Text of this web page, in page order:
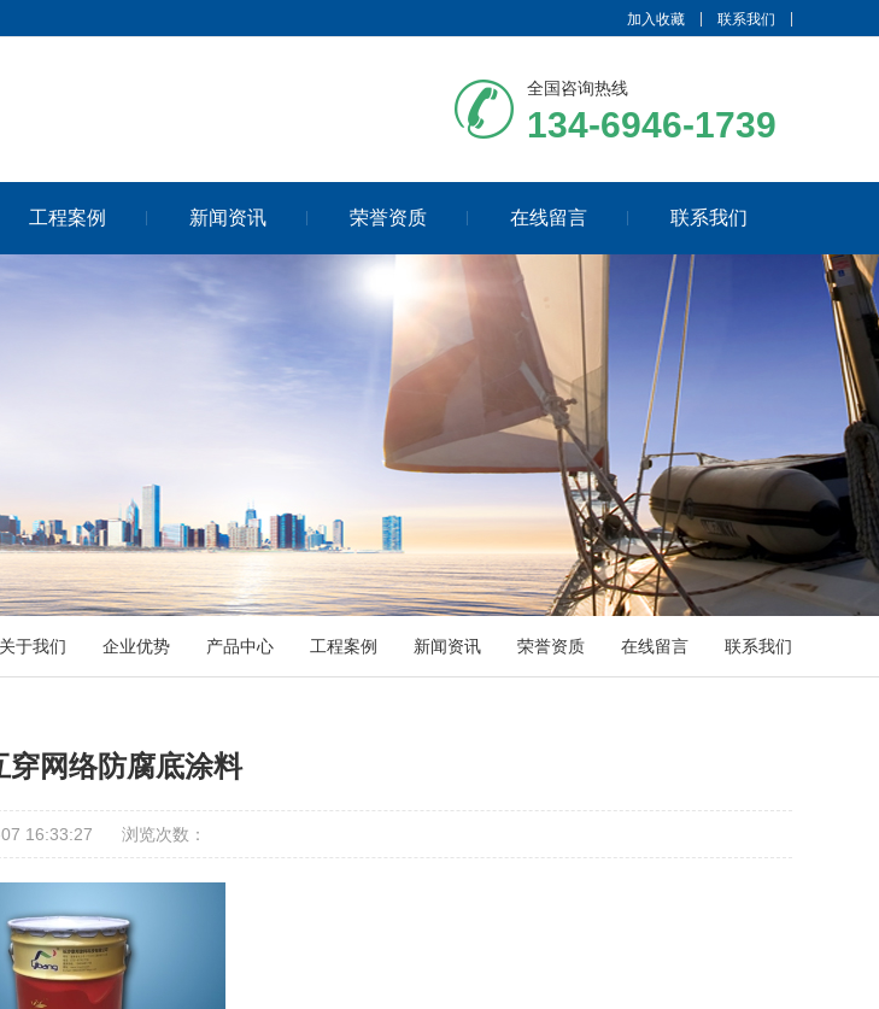
加入收藏 联系我们
全国咨询热线
134-6946-1739
工程案例 新闻资讯 荣誉资质 在线留言 联系我们
关于我们 企业优势 产品中心 工程案例 新闻资讯 荣誉资质 在线留言 联系我们
穿网络防腐底涂料
16:33:27 浏览次数：